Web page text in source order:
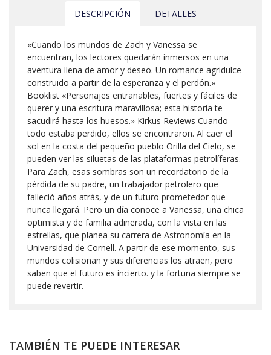
DESCRIPCIÓN DETALLES
«Cuando los mundos de Zach y Vanessa se
encuentran, los lectores quedarán inmersos en una
aventura llena de amor y deseo. Un romance agridulce
construido a partir de la esperanza y el perdón.»
Booklist «Personajes entrañables, fuertes y fáciles de
querer y una escritura maravillosa; esta historia te
sacudirá hasta los huesos.» Kirkus Reviews Cuando
todo estaba perdido, ellos se encontraron. Al caer el
sol en la costa del pequeño pueblo Orilla del Cielo, se
pueden ver las siluetas de las plataformas petrolíferas.
Para Zach, esas sombras son un recordatorio de la
pérdida de su padre, un trabajador petrolero que
falleció años atrás, y de un futuro prometedor que
nunca llegará. Pero un día conoce a Vanessa, una chica
optimista y de familia adinerada, con la vista en las
estrellas, que planea su carrera de Astronomía en la
Universidad de Cornell. A partir de ese momento, sus
mundos colisionan y sus diferencias los atraen, pero
saben que el futuro es incierto. y la fortuna siempre se
puede revertir.
TAMBIÉN TE PUEDE INTERESAR